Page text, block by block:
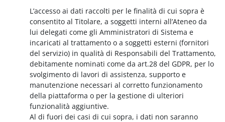
L’accesso ai dati raccolti per le finalità di cui sopra è
consentito al Titolare, a soggetti interni all’Ateneo da
lui delegati come gli Amministratori di Sistema e
incaricati al trattamento o a soggetti esterni (fornitori
del servizio) in qualità di Responsabili del Trattamento,
debitamente nominati come da art.28 del GDPR, per lo
svolgimento di lavori di assistenza, supporto e
manutenzione necessari al corretto funzionamento
della piattaforma o per la gestione di ulteriori
funzionalità aggiuntive.
Al di fuori dei casi di cui sopra, i dati non saranno